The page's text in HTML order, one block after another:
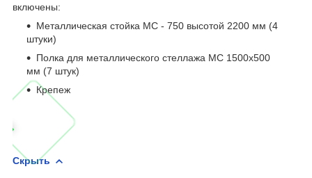
включены:
Металлическая стойка МС - 750 высотой 2200 мм (4
штуки)
Полка для металлического стеллажа МС 1500х500
мм (7 штук)
Крепеж
Скрыть